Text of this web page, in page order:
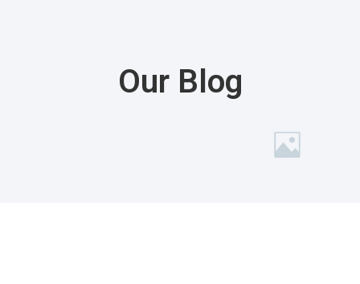
Our Blog